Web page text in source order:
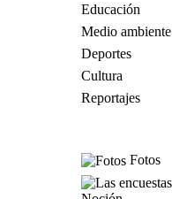
Educación
Medio ambiente
Deportes
Cultura
Reportajes
Fotos